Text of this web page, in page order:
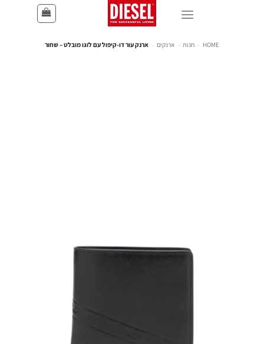
HOME
- חנות - ארנקים - ארנק עור דו-קיפול עם לוגו מובלט – שחור